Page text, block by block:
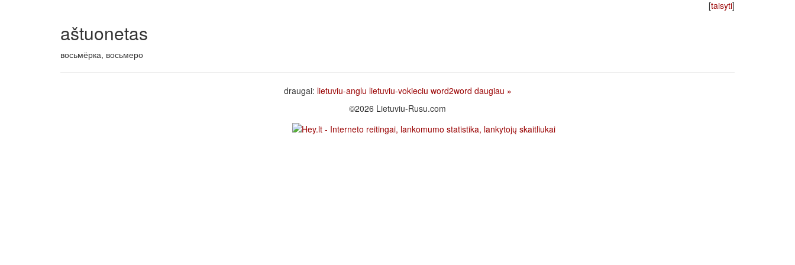
[taisyti]
aštuonetas
восьмёрка, восьмеро
draugai: lietuviu-anglu lietuviu-vokieciu word2word daugiau »
©2026 Lietuviu-Rusu.com